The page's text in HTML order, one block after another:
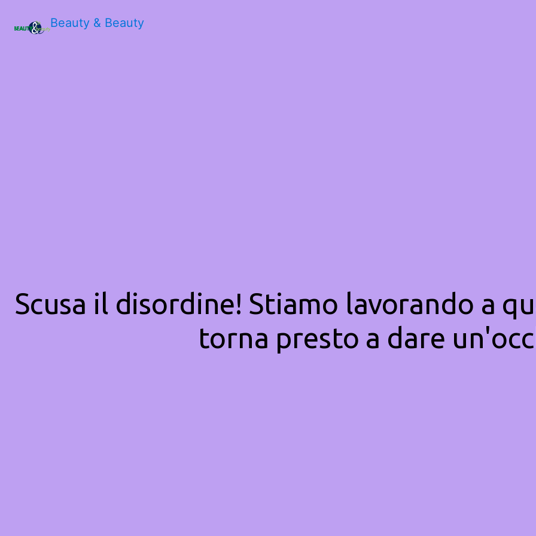
Beauty & Beauty
Scusa il disordine! Stiamo lavorando a
torna presto a dare